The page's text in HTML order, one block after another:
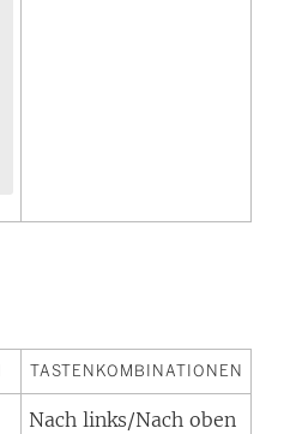
TASTENKOMBINATIONEN
Nach links/Nach oben